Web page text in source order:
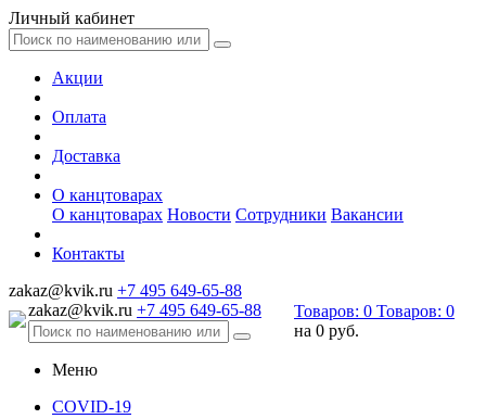
Личный кабинет
Акции
Оплата
Доставка
О канцтоварах
О канцтоварах Новости Сотрудники Вакансии
Контакты
zakaz@kvik.ru +7 495 649-65-88
zakaz@kvik.ru +7 495 649-65-88 Товаров: 0 Товаров: 0
на 0 руб.
Меню
COVID-19